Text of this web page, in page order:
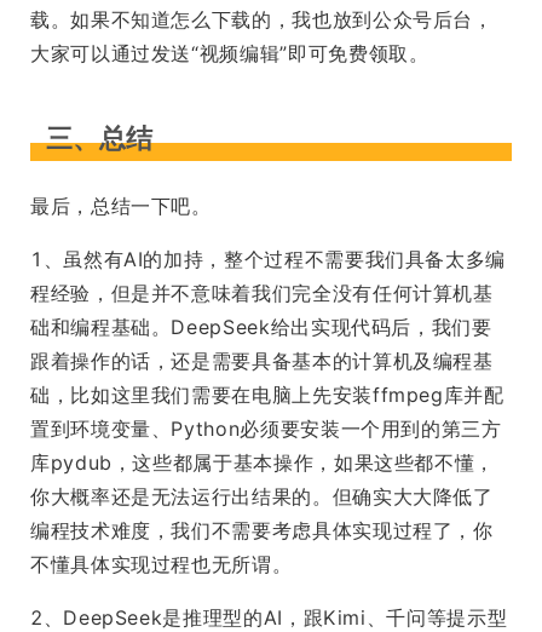
载。如果不知道怎么下载的，我也放到公众号后台，
大家可以通过发送“视频编辑”即可免费领取。
三、总结
最后，总结一下吧。
1、虽然有AI的加持，整个过程不需要我们具备太多编
程经验，但是并不意味着我们完全没有任何计算机基
础和编程基础。DeepSeek给出实现代码后，我们要
跟着操作的话，还是需要具备基本的计算机及编程基
础，比如这里我们需要在电脑上先安装ffmpeg库并配
置到环境变量、Python必须要安装一个用到的第三方
库pydub，这些都属于基本操作，如果这些都不懂，
你大概率还是无法运行出结果的。但确实大大降低了
编程技术难度，我们不需要考虑具体实现过程了，你
不懂具体实现过程也无所谓。
2、DeepSeek是推理型的AI，跟Kimi、千问等提示型